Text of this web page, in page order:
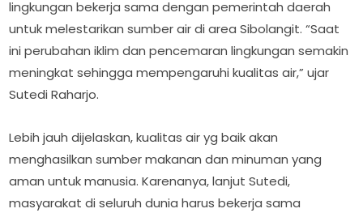
lingkungan bekerja sama dengan pemerintah daerah
untuk melestarikan sumber air di area Sibolangit. “Saat
ini perubahan iklim dan pencemaran lingkungan semakin
meningkat sehingga mempengaruhi kualitas air,” ujar
Sutedi Raharjo.
Lebih jauh dijelaskan, kualitas air yg baik akan
menghasilkan sumber makanan dan minuman yang
aman untuk manusia. Karenanya, lanjut Sutedi,
masyarakat di seluruh dunia harus bekerja sama